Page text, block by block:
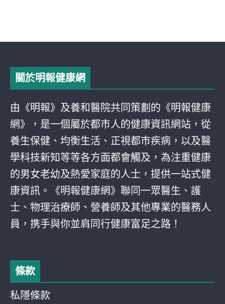
關於明報健康網
由《明報》及養和醫院共同策劃的《明報健康
網》，是一個屬於都巿人的健康資訊網站，從
養生保健、均衡生活、正視都巿疾病，以及醫
學科技新知等等各方面都會觸及，為注重健康
的男女老幼及熱愛家庭的人士，提供一站式健
康資訊。《明報健康網》聯同一眾醫生、護
士、物理治療師、營養師及其他專業的醫務人
員，携手與你並肩同行健康富足之路！
條款
私隱條款